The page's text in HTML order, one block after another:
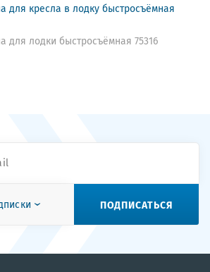
для кресла в лодку быстросъёмная
для лодки быстросъёмная 75316
ПОДПИСАТЬСЯ